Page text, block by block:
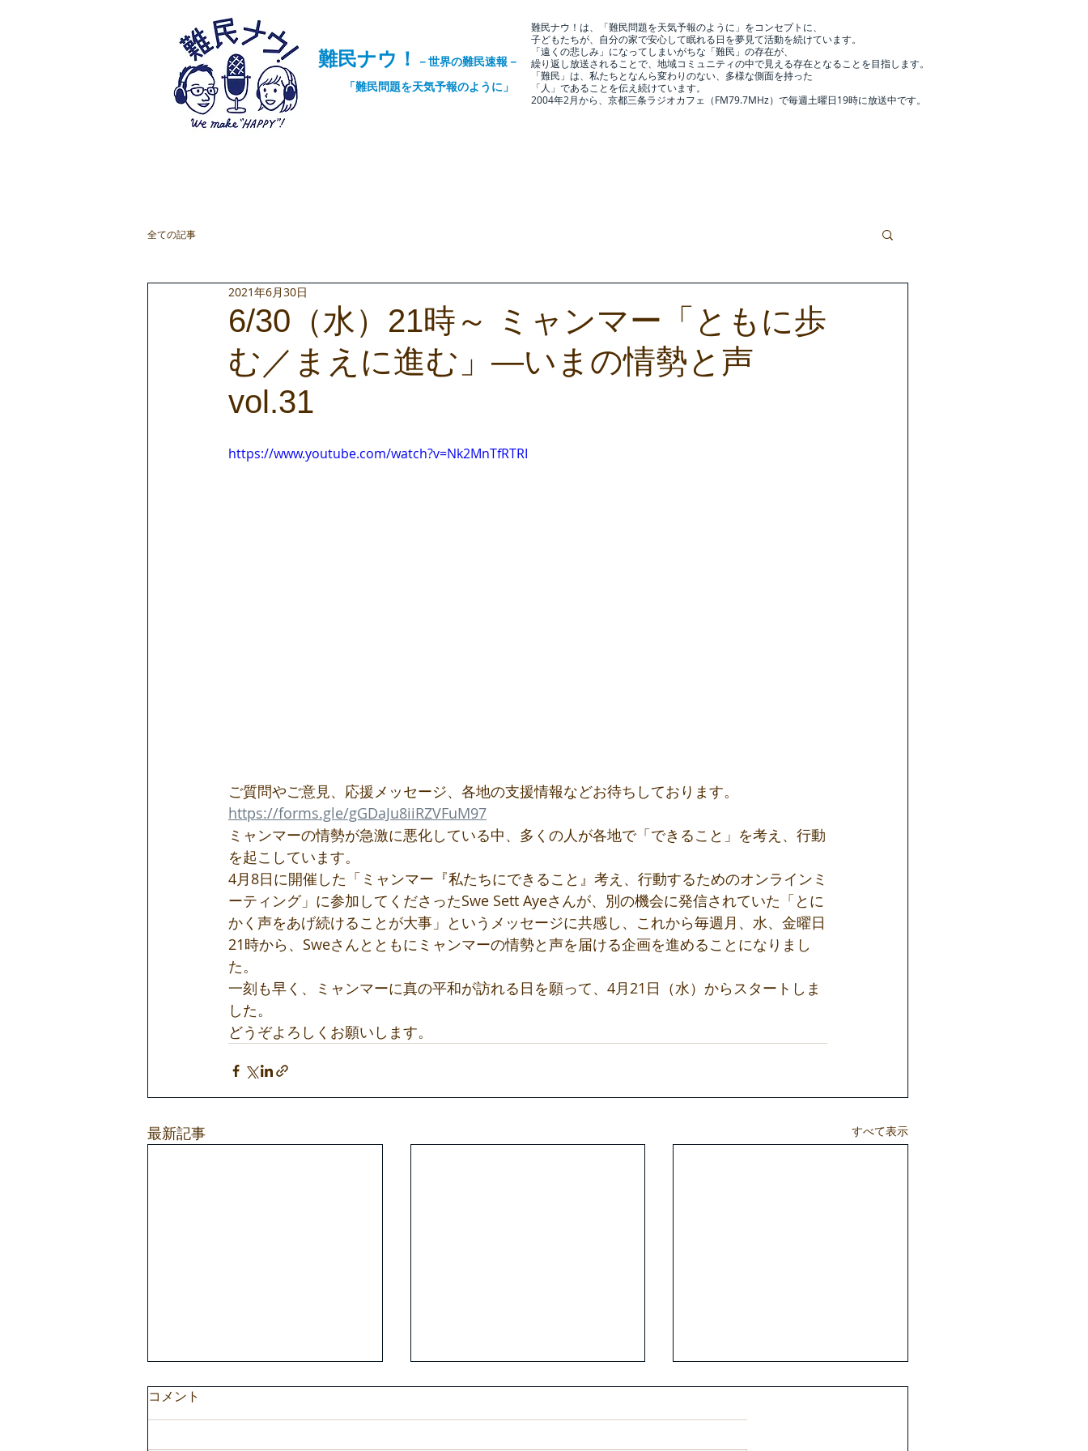
難民ナウ！ －世界の難民速報－
「難民問題を天気予報のように」
難民ナウ！は、「難民問題を天気予報のように」をコンセプトに、
子どもたちが、自分の家で安心して眠れる日を夢見て活動を続けています。
「遠くの悲しみ」になってしまいがちな「難民」の存在が、
繰り返し放送されることで、 地域コミュニティの中で見える存在となることを目指します。
「難民」は、私たちとなんら変わりのない、 多様な側面を持った
「人」であることを伝え続けています。
2004年2月から、京都三条ラジオカフェ（FM79.7MHz）で毎週土曜日19時に放送中です。
全ての記事
6/30（水）21時～ ミャンマー「ともに歩
む／まえに進む」―いまの情勢と声
vol.31
2021年6月30日
https://www.youtube.com/watch?v=Nk2MnTfRTRI
ご質問やご意見、応援メッセージ、各地の支援情報などお待ちしております。
https://forms.gle/gGDaJu8iiRZVFuM97
ミャンマーの情勢が急激に悪化している中、多くの人が各地で「できること」を考え、行動
を起こしています。
4月8日に開催した「ミャンマー『私たちにできること』考え、行動するためのオンラインミ
ーティング」に参加してくださったSwe Sett Ayeさんが、別の機会に発信されていた「とに
かく声をあげ続けることが大事」というメッセージに共感し、これから毎週月、水、金曜日
21時から、Sweさんとともにミャンマーの情勢と声を届ける企画を進めることになりまし
た。
一刻も早く、ミャンマーに真の平和が訪れる日を願って、4月21日（水）からスタートしま
した。
どうぞよろしくお願いします。
最新記事 すべて表示
コメント